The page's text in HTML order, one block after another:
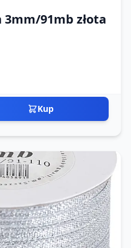
91mb złota
Kup